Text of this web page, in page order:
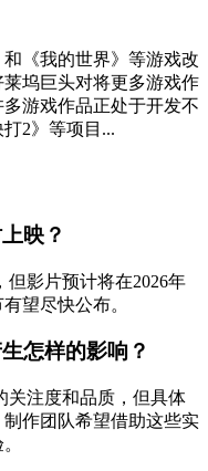
和《我的世界》等游戏改
坞巨头对将更多游戏作
游戏作品正处于开发不
2》等项目...
映？
影片预计将在2026年
望尽快公布。
怎样的影响？
关注度和品质，但具体
作团队希望借助这些实